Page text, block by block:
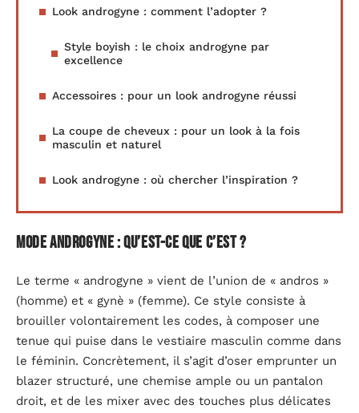
Look androgyne : comment l’adopter ?
Style boyish : le choix androgyne par
excellence
Accessoires : pour un look androgyne réussi
La coupe de cheveux : pour un look à la fois
masculin et naturel
Look androgyne : où chercher l’inspiration ?
Mode androgyne : qu’est-ce que c’est ?
Le terme « androgyne » vient de l’union de « andros »
(homme) et « gynè » (femme). Ce style consiste à
brouiller volontairement les codes, à composer une
tenue qui puise dans le vestiaire masculin comme dans
le féminin. Concrètement, il s’agit d’oser emprunter un
blazer structuré, une chemise ample ou un pantalon
droit, et de les mixer avec des touches plus délicates